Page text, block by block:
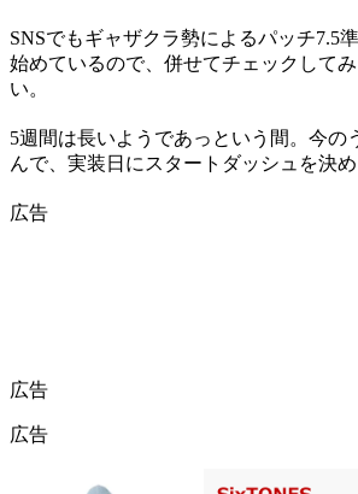
SNSでもギャザクラ勢によるパッチ7.5
始めているので、併せてチェックして
い。
5週間は長いようであっという間。今の
んで、実装日にスタートダッシュを決め
広告
広告
広告